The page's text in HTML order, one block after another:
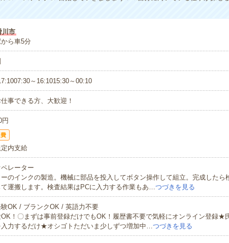
川市
ら車5分
～16:1015:30～00:10
事できる方、大歓迎！
円
内支給
レーター
のインクの製造。機械に部品を投入してボタン操作して組立。完成したら
運搬します。検査結果はPCに入力する作業もあ…つづきを見る
OK / ブランクOK / 英語力不要
！〇まずは事前登録だけでもOK！履歴書不要で気軽にオンライン登録★
入力するだけ★オシゴトただいま少しずつ増加中…つづきを見る